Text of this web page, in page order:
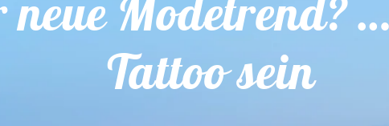
neue Modetrend?
Tattoo sein